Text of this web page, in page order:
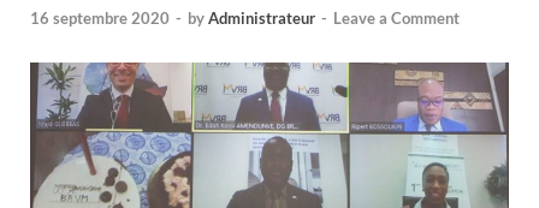
16 septembre 2020 - byAdministrateur - Leave a Comment